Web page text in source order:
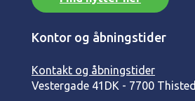
Kontor og åbningstider
Kontakt og åbningstider
Vestergade 41 DK - 7700 Thisted